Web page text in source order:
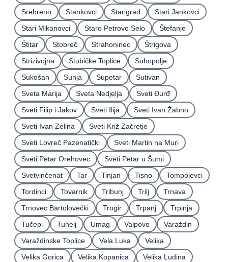
Srebreno
Stankovci Starigrad
Stari Jankovci
Stari Mikanovci
Staro Petrovo Selo
Štefanje
Štitar
Stobreč Strahoninec
Štrigova
Strizivojna
Stubičke Toplice
Suhopolje
Sukošan
Sunja Supetar
Sutivan
Sveta Marija
Sveta Nedjelja
Sveti Ðurđ
Sveti Filip i Jakov
Sveti Ilija
Sveti Ivan Žabno
Sveti Ivan Zelina
Sveti Križ Začretje
Sveti Lovreč Pazenatički
Sveti Martin na Muri
Sveti Petar Orehovec
Sveti Petar u Šumi
Svetvinčenat
Tar Tinjan Tisno
Tompojevci
Tordinci
Tovarnik Tribunj Trilj
Trnava
Trnovec Bartolovečki
Trogir Trpanj
Trpinja
Tučepi
Tuhelj Umag Valpovo
Varaždin
Varaždinske Toplice
Vela Luka
Velika
Velika Gorica
Velika Kopanica
Velika Ludina